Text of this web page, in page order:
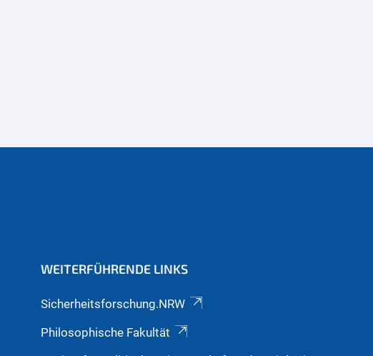
WEITERFÜHRENDE LINKS
Sicherheitsforschung.NRW
Philosophische Fakultät